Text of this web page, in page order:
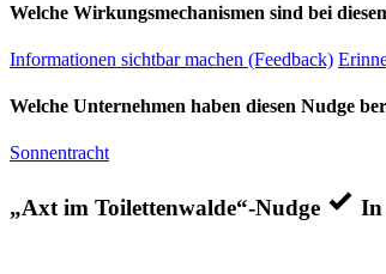
Welche Wirkungsmechanismen sind bei
Informationen sichtbar machen (Feedback)
Welche Unternehmen haben diesen Nudge
Sonnentracht
„Axt im Toilettenwalde“-Nudge In